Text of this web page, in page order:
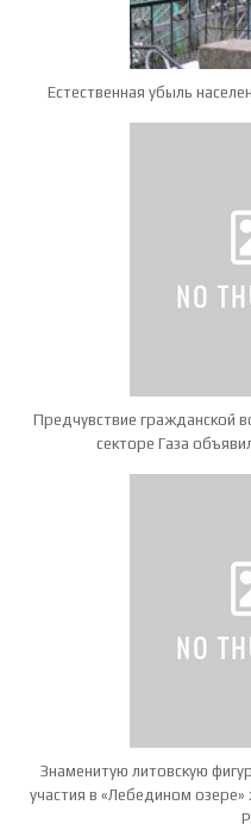
Естественная убыль
Предчувствие гражданской
секторе Газа
Знаменитую литовскую
участия в «Лебедином